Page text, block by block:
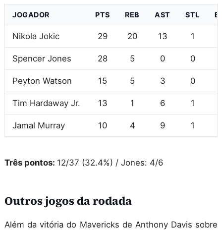
JOGADOR PTS REB AST STL
Nikola Jokic 29 20 13 1
Spencer Jones 28 5 0 0
Peyton Watson 15 5 3 0
Tim Hardaway Jr. 13 1 6 1
Jamal Murray 10 4 9 1
Três pontos: 12/37 (32.4%) / Jones: 4/6
Outros jogos da rodada
Além da vitória do Mavericks de Anthony Davis sobre